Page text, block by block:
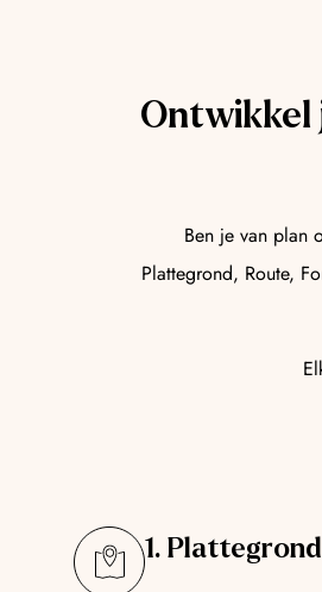
Ontwikkel
Ben je van plan
Plattegrond, Route,
1. Plattegrond